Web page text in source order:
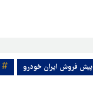
پیش فروش ایران خودرو